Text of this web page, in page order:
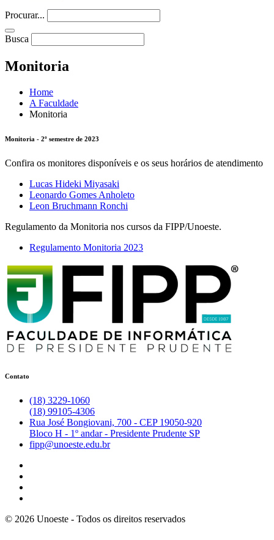
Procurar...
Busca
Monitoria
Home
A Faculdade
Monitoria
Monitoria - 2º semestre de 2023
Confira os monitores disponíveis e os seus horários de atendimento
Lucas Hideki Miyasaki
Leonardo Gomes Anholeto
Leon Bruchmann Ronchi
Regulamento da Monitoria nos cursos da FIPP/Unoeste.
Regulamento Monitoria 2023
Contato
(18) 3229-1060
(18) 99105-4306
Rua José Bongiovani, 700 - CEP 19050-920
Bloco H - 1º andar - Presidente Prudente SP
fipp@unoeste.edu.br
© 2026 Unoeste - Todos os direitos reservados